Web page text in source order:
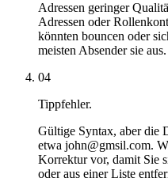
Adressen geringer
Adressen oder
könnten bouncen oder
meisten Absender sie aus.
04
Tippfehler.
Gültige Syntax, aber die
etwa john@gmsil.com.
Korrektur vor, damit Sie
oder aus einer Liste